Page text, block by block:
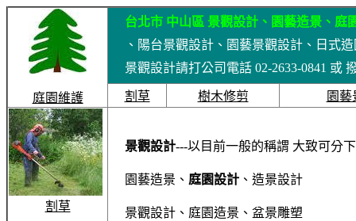
庭園維護
台北市 中山區 景觀設計、園藝造景、庭
、陽台景觀設計、園藝景觀設計、日式
景觀設計請打公司電話 02-2633-0841 或
割草 樹木修剪 園
割草
景觀設計---以目前一般的稱謂 大致可分
園藝造景、 庭園設計 、造景設計
景觀設計、庭園造景、盆景雕塑